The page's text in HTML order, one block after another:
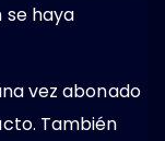
se haya
vez abonado
También